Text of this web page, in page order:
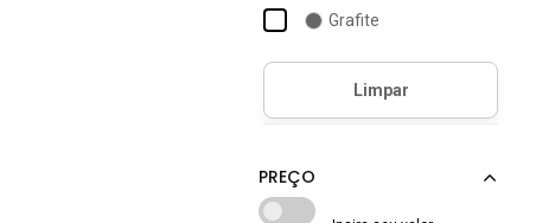
Grafite
Preto
Verde